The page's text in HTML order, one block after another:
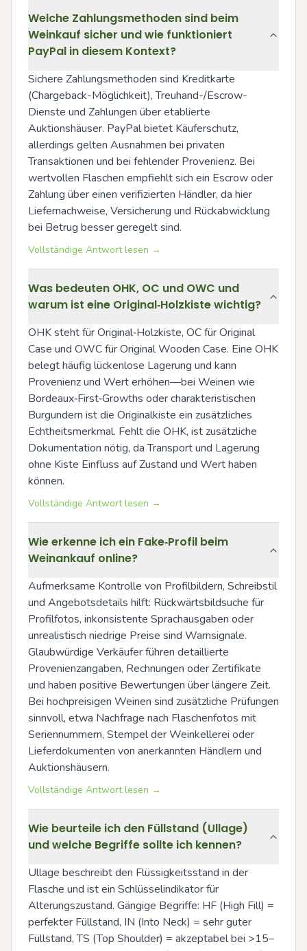
Welche Zahlungsmethoden sind beim
Weinkauf sicher und wie funktioniert
PayPal in diesem Kontext?
Sichere Zahlungsmethoden sind Kreditkarte
(Chargeback-Möglichkeit), Treuhand-/Escrow-
Dienste und Zahlungen über etablierte
Auktionshäuser. PayPal bietet Käuferschutz,
allerdings gelten Ausnahmen bei privaten
Transaktionen und bei fehlender Provenienz. Bei
wertvollen Flaschen empfiehlt sich ein Escrow oder
Zahlung über einen verifizierten Händler, da hier
Liefernachweise, Versicherung und Rückabwicklung
bei Betrug besser geregelt sind.
Vollständige Antwort lesen →
Was bedeuten OHK, OC und OWC und
warum ist eine Original‑Holzkiste wichtig?
OHK steht für Original‑Holzkiste, OC für Original
Case und OWC für Original Wooden Case. Eine OHK
belegt häufig lückenlose Lagerung und kann
Provenienz und Wert erhöhen—bei Weinen wie
Bordeaux‑First‑Growths oder charakteristischen
Burgundern ist die Originalkiste ein zusätzliches
Echtheitsmerkmal. Fehlt die OHK, ist zusätzliche
Dokumentation nötig, da Transport und Lagerung
ohne Kiste Einfluss auf Zustand und Wert haben
können.
Vollständige Antwort lesen →
Wie erkenne ich ein Fake‑Profil beim
Weinankauf online?
Aufmerksame Kontrolle von Profilbildern, Schreibstil
und Angebotsdetails hilft: Rückwärtsbildsuche für
Profilfotos, inkonsistente Sprachausgaben oder
unrealistisch niedrige Preise sind Warnsignale.
Glaubwürdige Verkäufer führen detaillierte
Provenienzangaben, Rechnungen oder Zertifikate
und haben positive Bewertungen über längere Zeit.
Bei hochpreisigen Weinen sind zusätzliche Prüfungen
sinnvoll, etwa Nachfrage nach Flaschenfotos mit
Seriennummern, Stempel der Weinkellerei oder
Lieferdokumenten von anerkannten Händlern und
Auktionshäusern.
Vollständige Antwort lesen →
Wie beurteile ich den Füllstand (Ullage)
und welche Begriffe sollte ich kennen?
Ullage beschreibt den Flüssigkeitsstand in der
Flasche und ist ein Schlüsselindikator für
Alterungszustand. Gängige Begriffe: HF (High Fill) =
perfekter Füllstand, IN (Into Neck) = sehr guter
Füllstand, TS (Top Shoulder) = akzeptabel bei >15–